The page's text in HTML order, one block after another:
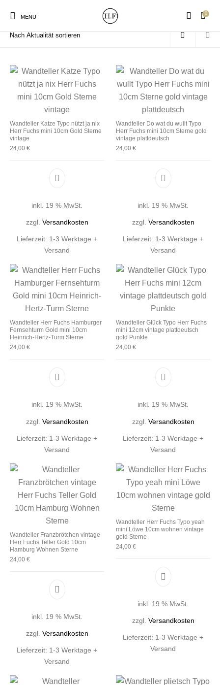
MENU
0
New Products On Sale! Wandteller Geschirrtücher
Gutscheine Magneten
Mützen / Beanies und
Start / Produkte verschlagwortet mit „Sterne“
Wandteller Katze Typo nützt ja nix
Herr Fuchs mini 10cm Gold Sterne
vintage
24,00 €
inkl. 19 % MwSt.
zzgl. Versandkosten
Lieferzeit: 1-3 Werktage +
Versand
Wandteller Do wat du wullt Typo
Herr Fuchs mini 10cm Sterne gold
vintage plattdeutsch
24,00 €
inkl. 19 % MwSt.
zzgl. Versandkosten
Lieferzeit: 1-3 Werktage +
Versand
Wandteller Herr Fuchs Hamburger
Fernsehturm Gold mini 10cm
Heinrich-Hertz-Turm Sterne
24,00 €
inkl. 19 % MwSt.
zzgl. Versandkosten
Lieferzeit: 1-3 Werktage +
Versand
Wandteller Glück Typo Herr Fuchs
mini 12cm vintage plattdeutsch
gold Punkte
24,00 €
inkl. 19 % MwSt.
zzgl. Versandkosten
Lieferzeit: 1-3 Werktage +
Versand
Wandteller Franzbrötchen vintage
Herr Fuchs Teller Gold 10cm
Hamburg Wohnen Sterne
24,00 €
inkl. 19 % MwSt.
zzgl. Versandkosten
Lieferzeit: 1-3 Werktage +
Versand
Wandteller Herr Fuchs Typo yeah
mini Löwe 10cm wohnen vintage
gold Sterne
24,00 €
inkl. 19 % MwSt.
zzgl. Versandkosten
Lieferzeit: 1-3 Werktage +
Versand